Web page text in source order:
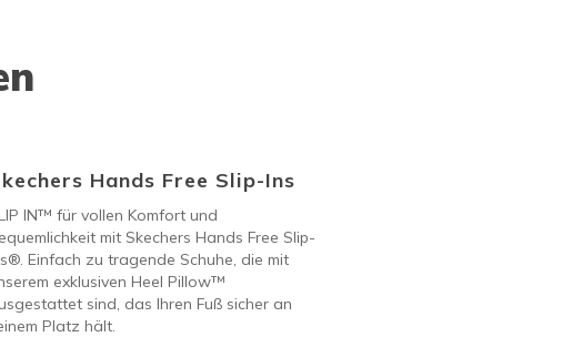
Hands Free Slip-Ins
IN™ für vollen Komfort und
mit Skechers Hands Free Slip-
Einfach zu tragende Schuhe, die mit
exklusiven Heel Pillow™
sind, das Ihren Fuß sicher an
Platz hält.